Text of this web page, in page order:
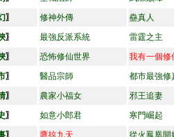
〗 修神外傳 蠱真人
〗 最強反派系統 雷霆之主
〗 恐怖修仙世界 我有一個修
〗 醫品宗師 都市最強修
〗 農家小福女 邪王追妻
〗 如意小郎君 寒門崛起
〗 鷹掠九天 從火鳳凰開